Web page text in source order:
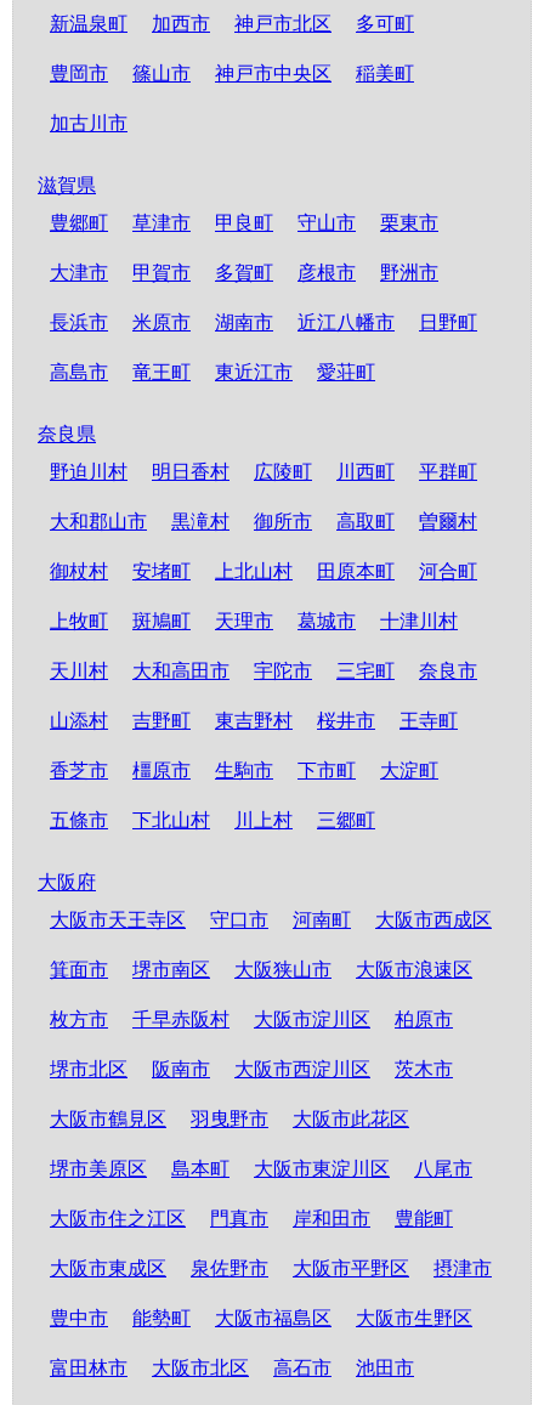
新温泉町 加西市 神戸市北区 多可町
豊岡市 篠山市 神戸市中央区 稲美町
加古川市
滋賀県
豊郷町
草津市 甲良町 守山市 栗東市
大津市 甲賀市 多賀町 彦根市 野洲市
長浜市 米原市 湖南市 近江八幡市 日野町
高島市 竜王町 東近江市 愛荘町
奈良県
野迫川村
明日香村 広陵町 川西町 平群町
大和郡山市 黒滝村 御所市 高取町 曽爾村
御杖村 安堵町 上北山村 田原本町 河合町
上牧町 斑鳩町 天理市 葛城市 十津川村
天川村 大和高田市 宇陀市 三宅町 奈良市
山添村 吉野町 東吉野村 桜井市 王寺町
香芝市 橿原市 生駒市 下市町 大淀町
五條市 下北山村 川上村 三郷町
大阪府
大阪市天王寺区
守口市 河南町 大阪市西成区
箕面市 堺市南区 大阪狭山市 大阪市浪速区
枚方市 千早赤阪村 大阪市淀川区 柏原市
堺市北区 阪南市 大阪市西淀川区 茨木市
大阪市鶴見区 羽曳野市 大阪市此花区
堺市美原区 島本町 大阪市東淀川区 八尾市
大阪市住之江区 門真市 岸和田市 豊能町
大阪市東成区 泉佐野市 大阪市平野区 摂津市
豊中市 能勢町 大阪市福島区 大阪市生野区
富田林市 大阪市北区 高石市 池田市